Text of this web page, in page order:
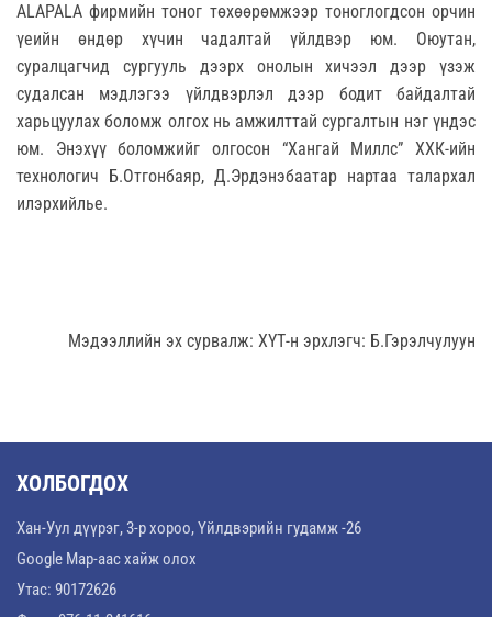
ALAPALA фирмийн тоног төхөөрөмжээр тоноглогдсон орчин
үеийн өндөр хүчин чадалтай үйлдвэр юм. Оюутан,
суралцагчид сургууль дээрх онолын хичээл дээр үзэж
судалсан мэдлэгээ үйлдвэрлэл дээр бодит байдалтай
харьцуулах боломж олгох нь амжилттай сургалтын нэг үндэс
юм. Энэхүү боломжийг олгосон “Хангай Миллс” ХХК-ийн
технологич Б.Отгонбаяр, Д.Эрдэнэбаатар нартаа талархал
илэрхийлье.
Мэдээллийн эх сурвалж: ХҮТ-н эрхлэгч: Б.Гэрэлчулуун
ХОЛБОГДОХ
Хан-Уул дүүрэг, 3-р хороо, Үйлдвэрийн гудамж -26
Google Map-аас хайж олох
Утас: 90172626